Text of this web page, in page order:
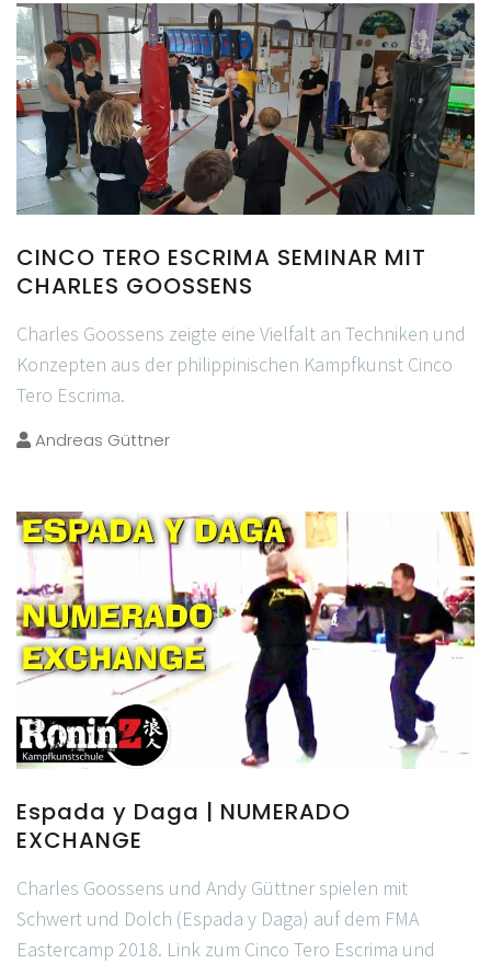
CINCO TERO ESCRIMA SEMINAR MIT
CHARLES GOOSSENS
Charles Goossens zeigte eine Vielfalt an Techniken und
Konzepten aus der philippinischen Kampfkunst Cinco
Tero Escrima.
Andreas Güttner
Espada y Daga | NUMERADO
EXCHANGE
Charles Goossens und Andy Güttner spielen mit
Schwert und Dolch (Espada y Daga) auf dem FMA
Eastercamp 2018. Link zum Cinco Tero Escrima und